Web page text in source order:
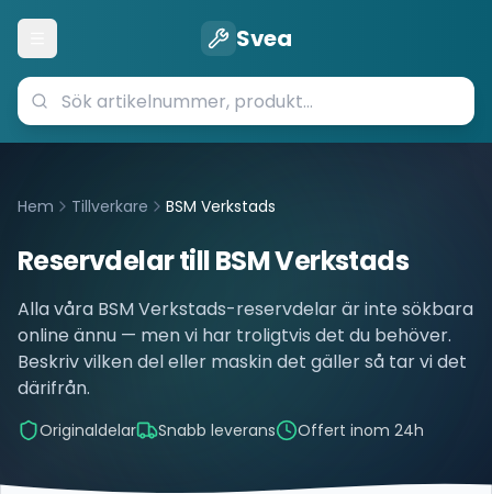
Öppna meny Svea
Hem Tillverkare BSM Verkstads
Reservdelar tillBSM Verkstads
Alla våra BSM Verkstads-reservdelar är inte sökbara
online ännu — men vi har troligtvis det du behöver.
Beskriv vilken del eller maskin det gäller så tar vi det
därifrån.
Originaldelar Snabb leverans Offert inom 24h